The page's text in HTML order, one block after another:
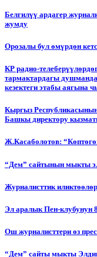
Белгилүү ардагер
жумду
Орозалы бул өмүрдөн
КР радио-
тармактардагы
кезектеги этабы аягына
Кыргыз
Башкы директору
Ж.Касаболотов:
“Дем” сайтынын мыкты
Журналисттик
Эл аралык Пен-клубунун
Ош журналисттери өз
“Дем” сайты мыкты